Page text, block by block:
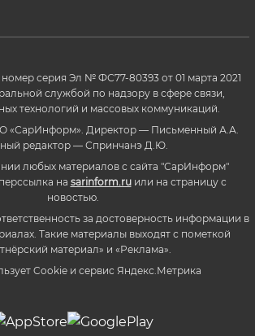
серия Эл № ФС77-80393 от 01 марта 2021
службой по надзору в сфере связи,
технологий и массовых коммуникаций.
«СарИнформ». Директор — Письменный А.А.
редактор — Спринчанэ Д.Ю.
любых материалов с сайта "СарИнформ"
на sarinform.ruили на страницу с
новостью.
за достоверность информации в
Такие материалы выходят с пометкой
материал» и «Реклама».
Cookie и сервиc Яндекс.Метрика